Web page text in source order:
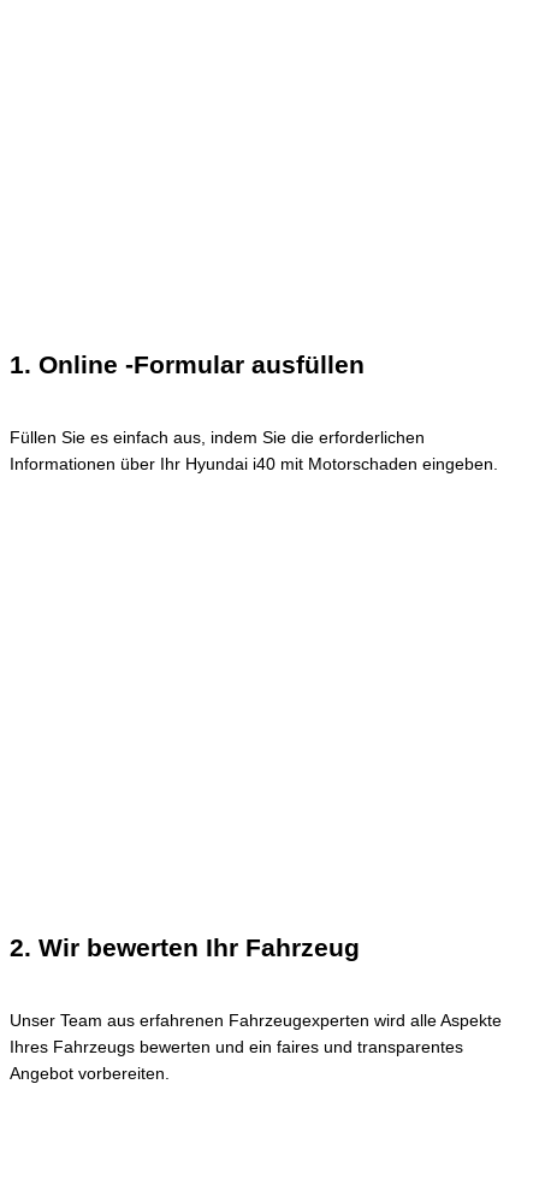
1. Online -Formular ausfüllen
Füllen Sie es einfach aus, indem Sie die erforderlichen
Informationen über Ihr Hyundai i40 mit Motorschaden eingeben.
2. Wir bewerten Ihr Fahrzeug
Unser Team aus erfahrenen Fahrzeugexperten wird alle Aspekte
Ihres Fahrzeugs bewerten und ein faires und transparentes
Angebot vorbereiten.